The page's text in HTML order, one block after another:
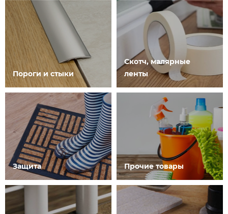
Пороги и стыки
Скотч, малярные
ленты
Защита Прочие товары